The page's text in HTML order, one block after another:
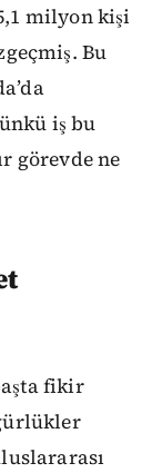
milyon kişi
Bu
iş bu
görevde ne
fikir